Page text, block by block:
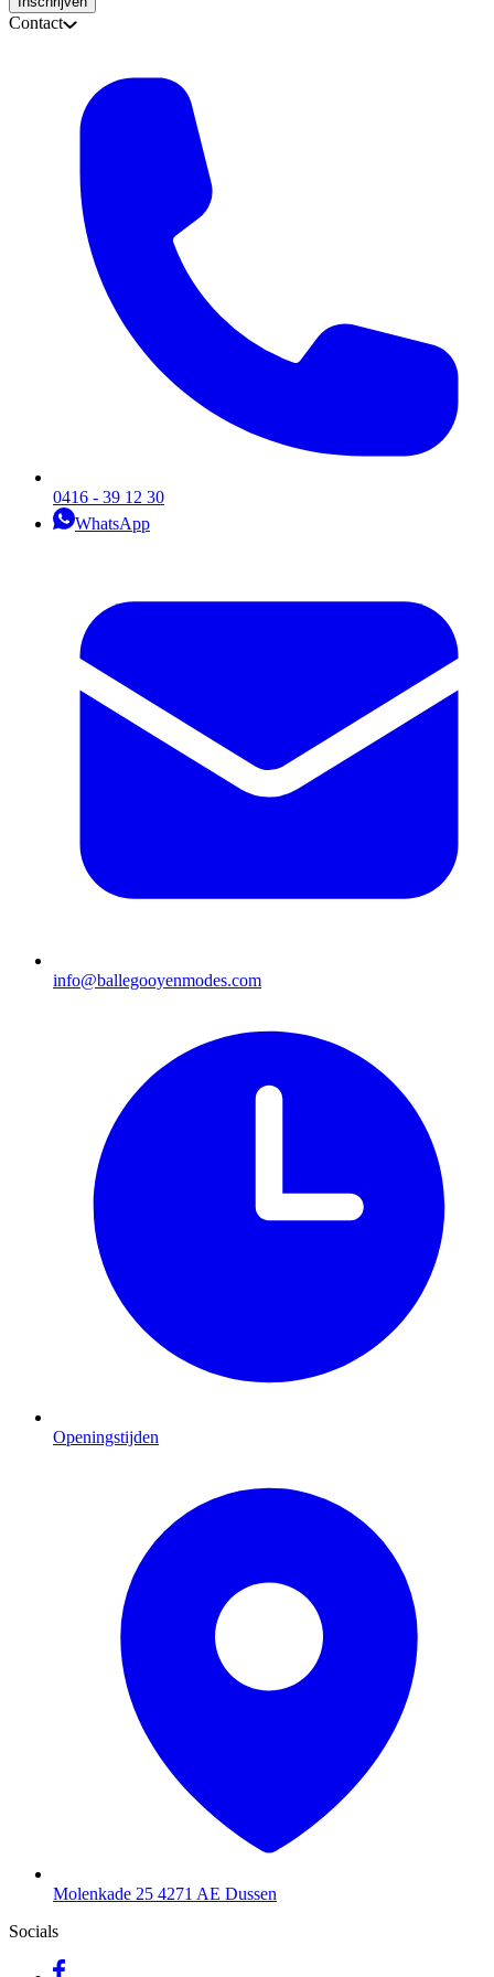
Contact
0416 - 39 12 30
WhatsApp
info@ballegooyenmodes.com
Openingstijden
Molenkade 25 4271 AE Dussen
Socials